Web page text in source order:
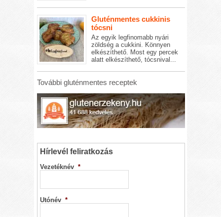
Gluténmentes cukkinis
tócsni
Az egyik legfinomabb nyári
zöldség a cukkini. Könnyen
elkészíthető. Most egy percek
alatt elkészíthető, tócsnival...
További gluténmentes receptek
Hírlevél feliratkozás
Vezetéknév *
Utónév *